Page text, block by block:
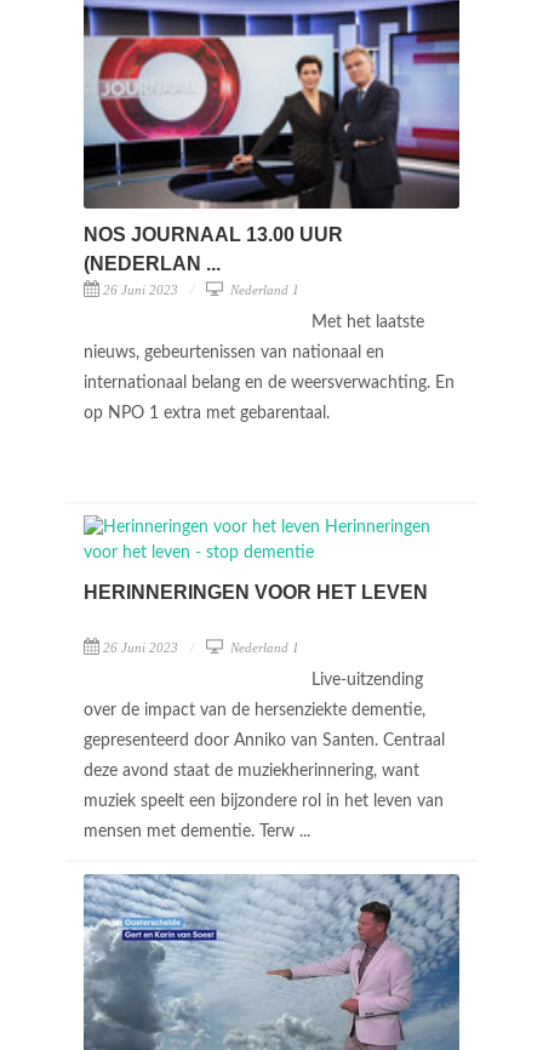
NOS JOURNAAL 13.00 UUR
(NEDERLAN ...
26 Juni 2023 Nederland 1
Met het laatste
nieuws, gebeurtenissen van nationaal en
internationaal belang en de weersverwachting. En
op NPO 1 extra met gebarentaal.
HERINNERINGEN VOOR HET LEVEN
26 Juni 2023 Nederland 1
Live-uitzending
over de impact van de hersenziekte dementie,
gepresenteerd door Anniko van Santen. Centraal
deze avond staat de muziekherinnering, want
muziek speelt een bijzondere rol in het leven van
mensen met dementie. Terw ...